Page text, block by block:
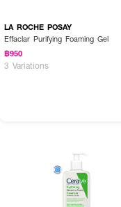
LA ROCHE POSAY
Effaclar Purifying Foaming Gel
฿950
3 Variations